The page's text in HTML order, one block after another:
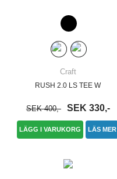
Craft
RUSH 2.0 LS TEE W
SEK 400,- SEK 330,-
LÄGG I VARUKORG LÄS MER